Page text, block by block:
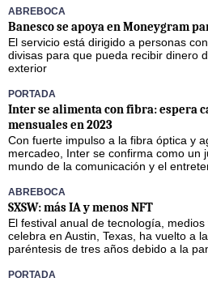
ABREBOCA
Banesco se apoya en Moneygram
El servicio está dirigido a personas
divisas para que pueda recibir dinero
exterior
PORTADA
Inter se alimenta con fibra: espera
mensuales en 2023
Con fuerte impulso a la fibra óptica y
mercadeo, Inter se confirma como un
mundo de la comunicación y el
ABREBOCA
SXSW: más IA y menos NFT
El festival anual de tecnología,
celebra en Austin, Texas, ha vuelto a
paréntesis de tres años debido a la
PORTADA